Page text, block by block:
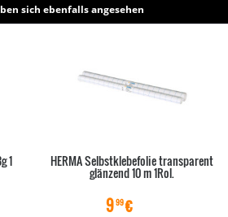
sich ebenfalls angesehen
1 HERMA Selbstklebefolie transparent
glänzend 10 m 1Rol.
999€